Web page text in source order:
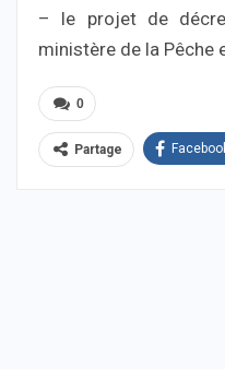
– le projet de
ministère de la Pêche
0
Partage